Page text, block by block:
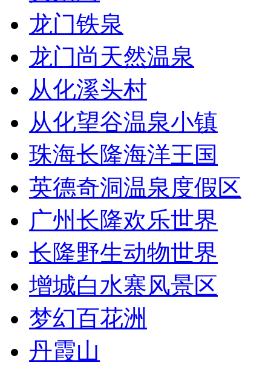
龙门铁泉
龙门尚天然温泉
从化溪头村
从化望谷温泉小镇
珠海长隆海洋王国
英德奇洞温泉度假区
广州长隆欢乐世界
长隆野生动物世界
增城白水寨风景区
梦幻百花洲
丹霞山